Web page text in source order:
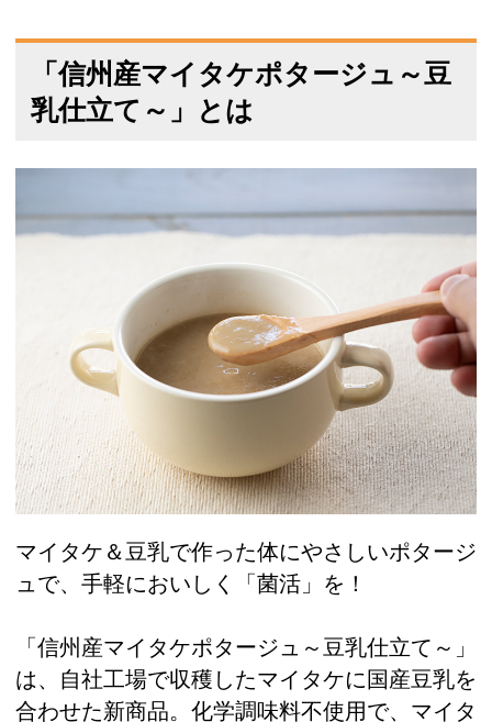
「信州産マイタケポタージュ～豆
乳仕立て～」とは
マイタケ＆豆乳で作った体にやさしいポタージ
ュで、手軽においしく「菌活」を！
「信州産マイタケポタージュ～豆乳仕立て～」
は、自社工場で収穫したマイタケに国産豆乳を
合わせた新商品。化学調味料不使用で、マイタ